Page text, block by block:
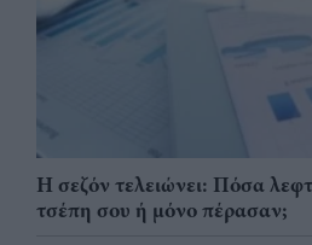
Η σεζόν τελειώνει: Πόσα
τσέπη σου ή μόνο πέρασαν;